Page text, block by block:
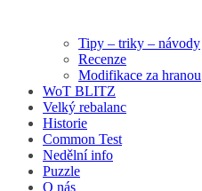
Tipy – triky – návody
Recenze
Modifikace za hranou
WoT BLITZ
Velký rebalanc
Historie
Common Test
Nedělní info
Puzzle
O nás